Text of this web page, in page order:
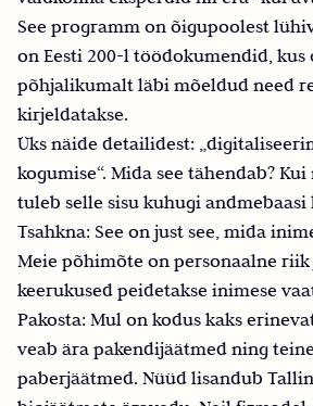
See programm on õigupoolest
on Eesti 200-l töödokumendid, kus
põhjalikumalt läbi mõeldud need
kirjeldatakse.
Üks näide detailidest:
kogumise“. Mida see tähendab?
tuleb selle sisu kuhugi andmebaasi
Tsahkna: See on just see, mida
Meie põhimõte on personaalne riik
keerukused peidetakse inimese
Pakosta: Mul on kodus kaks
veab ära pakendijäätmed ning
paberjäätmed. Nüüd lisandub